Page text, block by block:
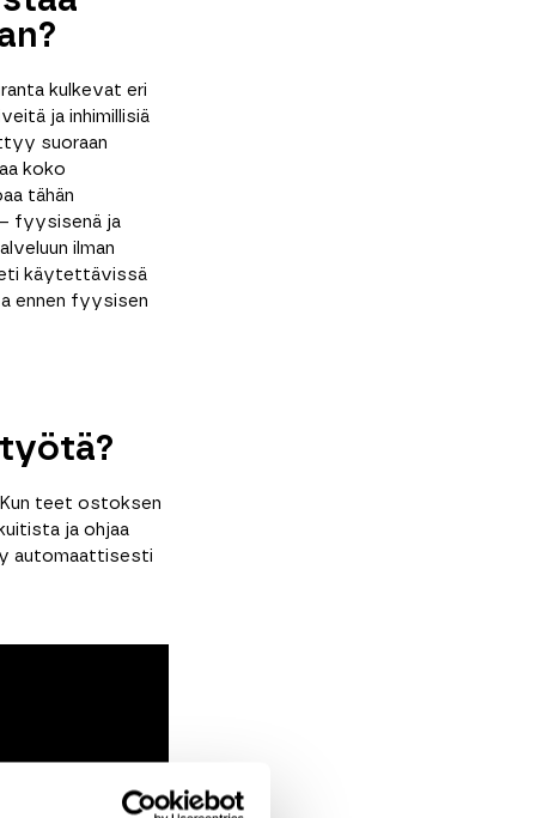
kulkevat eri
ja inhimillisiä
suoraan
koko
tähän
fyysisenä ja
ilman
käytettävissä
ennen fyysisen
teet ostoksen
ja ohjaa
automaattisesti